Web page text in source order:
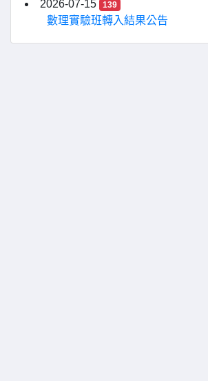
2026-07-15
139
數理實驗班轉入結果公告